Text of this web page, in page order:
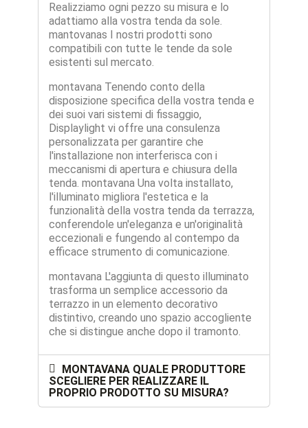
Realizziamo ogni pezzo su misura e lo
adattiamo alla vostra tenda da sole.
mantovanas I nostri prodotti sono
compatibili con tutte le tende da sole
esistenti sul mercato.
montavana Tenendo conto della
disposizione specifica della vostra tenda e
dei suoi vari sistemi di fissaggio,
Displaylight vi offre una consulenza
personalizzata per garantire che
l'installazione non interferisca con i
meccanismi di apertura e chiusura della
tenda. montavana Una volta installato,
l'illuminato migliora l'estetica e la
funzionalità della vostra tenda da terrazza,
conferendole un'eleganza e un'originalità
eccezionali e fungendo al contempo da
efficace strumento di comunicazione.
montavana L'aggiunta di questo illuminato
trasforma un semplice accessorio da
terrazzo in un elemento decorativo
distintivo, creando uno spazio accogliente
che si distingue anche dopo il tramonto.
MONTAVANA QUALE PRODUTTORE
SCEGLIERE PER REALIZZARE IL
PROPRIO PRODOTTO SU MISURA?